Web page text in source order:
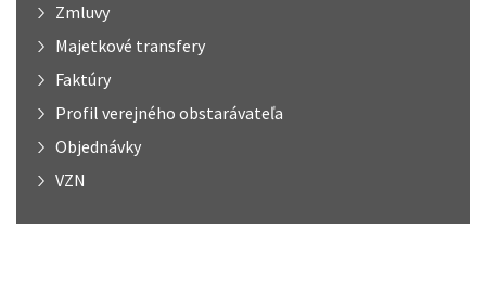
Zmluvy
Majetkové transfery
Faktúry
Profil verejného obstarávateľa
Objednávky
VZN